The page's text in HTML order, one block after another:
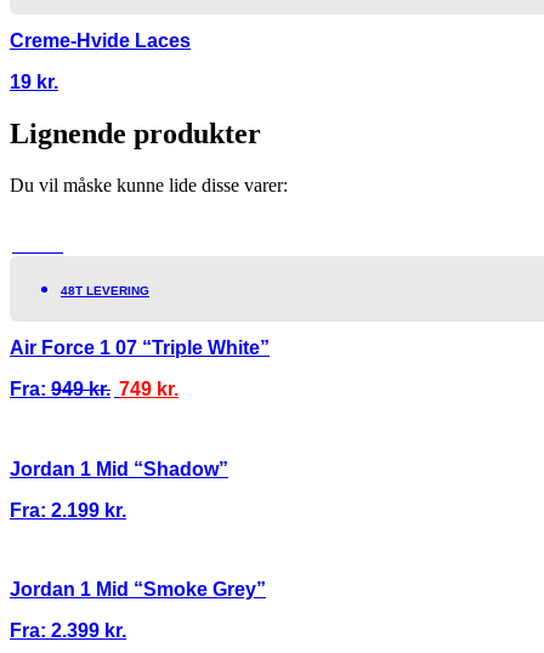
Creme-Hvide Laces
19 kr.
Lignende produkter
Du vil måske kunne lide disse varer:
48T LEVERING
Air Force 1 07 “Triple White”
Fra: 949kr. 749 kr.
Jordan 1 Mid “Shadow”
Fra: 2.199 kr.
Jordan 1 Mid “Smoke Grey”
Fra: 2.399 kr.